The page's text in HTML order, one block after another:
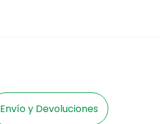
Envío y Devoluciones